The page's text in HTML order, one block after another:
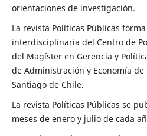
orientaciones de investigación.
La revista Políticas Públicas
interdisciplinaria del Centro de
del Magíster en Gerencia y
de Administración y Economía
Santiago de Chile.
La revista Políticas Públicas se
meses de enero y julio de cada